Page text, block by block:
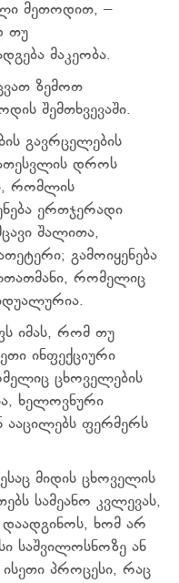
მეთოდით, –
თუ
მაკეობა.
ზემოთ
შემთხვევაში.
გავრცელების
დროს
რომლის
ერთჯერადი
შალითა,
გამოიყენება
რომელიც
იმას, რომ თუ
ინფექციური
ცხოველების
ხელოვნური
ფერმერს
მიდის ცხოველის
სამეანო კვლევას,
დაადგინოს, ხომ არ
საშვილოსნოზე ან
პროცესი, რაც